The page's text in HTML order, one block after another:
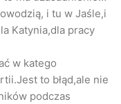
i tu w Jaśle,i
Katynia,dla pracy
w katego
to błąd,ale nie
podczas